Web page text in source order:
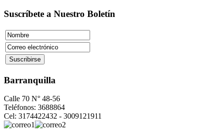
Suscríbete a Nuestro Boletín
Barranquilla
Calle 70 N° 48-56
Teléfonos: 3688864
Cel: 3174422432 - 3009121911